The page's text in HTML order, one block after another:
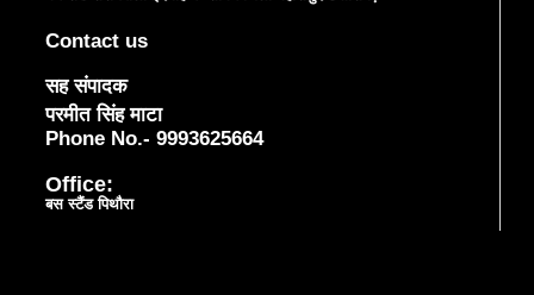
Contact us
सह संपादक
परमीत सिंह माटा
Phone No.- 9993625664
Office:
बस स्टैंड पिथौरा